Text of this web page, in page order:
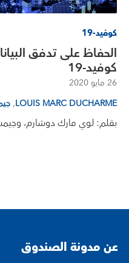
كوفيد-19
الحفاظ على تدفق
كوفيد-19
26 مايو 2020
LOUIS MARC DUCHARME
,
بقلم: لوي مارك دوشارم،
عن مدونة الصندوق